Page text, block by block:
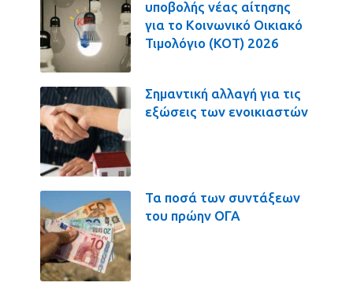
υποβολής νέας αίτησης
για το Κοινωνικό Οικιακό
Τιμολόγιο (ΚΟΤ) 2026
Σημαντική αλλαγή για τις
εξώσεις των ενοικιαστών
Τα ποσά των συντάξεων
του πρώην ΟΓΑ